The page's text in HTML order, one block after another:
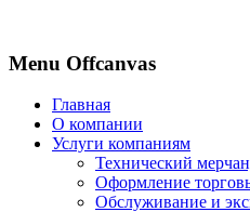
sampleviagra
cialis
cialis
online cialis
pillscialis
buy
cialis
Menu Offcanvas
Главная
О компании
Услуги компаниям
Технический
Оформление
Обслуживание и